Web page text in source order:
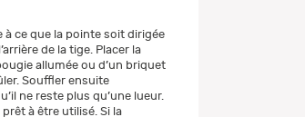
à ce que la pointe soit dirigée
de la tige. Placer la
allumée ou d’un briquet
Souffler ensuite
ne reste plus qu’une lueur.
à être utilisé. Si la